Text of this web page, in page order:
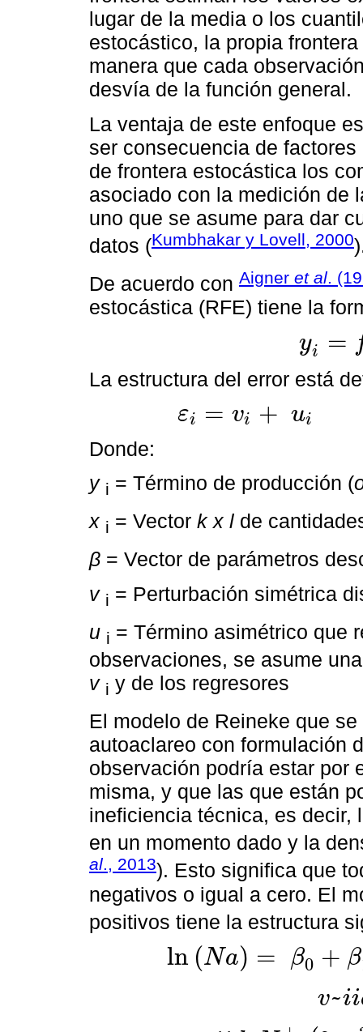
lugar de la media o los
estocástico, la propia
manera que cada
desvía de la función general.
La ventaja de este enfoque
ser consecuencia de
de frontera estocástica los
asociado con la medición de
uno que se asume para dar
datos (Kumbhakar y Lovell, 2000
De acuerdo con Aigner et al.
estocástica (RFE) tiene la
yi =
yi=f( i; β) i
La estructura del error está
εi = vi + ui
εi=v ui i= ,……
Donde:
y i = Término de producción (
x i = Vector k x l de
β = Vector de parámetros
v i = Perturbación simétrica
u i = Término asimétrico que
observaciones, se asume
v i y de los regresores
El modelo de Reineke que
autoaclareo con formulación
observación podría estar por
misma, y que las que están
ineficiencia técnica, es decir,
en un momento dado y la
al., 2013). Esto significa que
negativos o igual a cero. El
positivos tiene la estructura
ln (Na) = β0 + β
lnNa = β0 +β1 × ln Dq-u
v~ii
v~iid N (